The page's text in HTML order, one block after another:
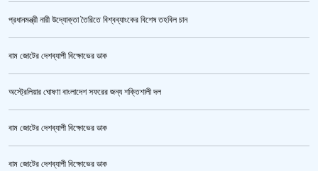
প্রধানমন্ত্রী নারী উদ্যোক্তা তৈরিতে বিশ্বব্যাংকের বিশেষ তহবিল চান
বাম জোটের দেশব্যাপী বিক্ষোভের ডাক
অস্ট্রেলিয়ার ঘোষণা বাংলাদেশ সফরের জন্য শক্তিশালী দল
বাম জোটের দেশব্যাপী বিক্ষোভের ডাক
বাম জোটের দেশব্যাপী বিক্ষোভের ডাক